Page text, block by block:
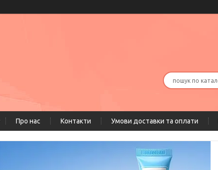
Про нас Контакти Умови доставки та оплати